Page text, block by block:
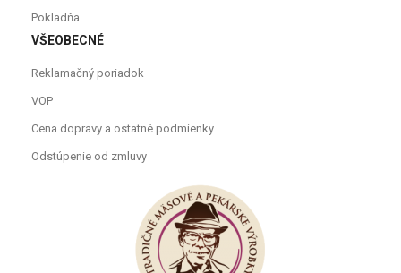
Pokladňa
VŠEOBECNÉ
Reklamačný poriadok
VOP
Cena dopravy a ostatné podmienky
Odstúpenie od zmluvy